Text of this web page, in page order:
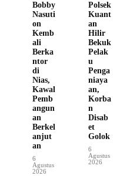
Bobby
Nasuti
on
Kemb
ali
Berka
ntor
di
Nias,
Kawal
Pemb
angun
an
Berkel
anjut
an
6
Agustus
2026
Polsek
Kuant
an
Hilir
Bekuk
Pelak
u
Penga
niaya
an,
Korba
n
Disab
et
Golok
6
Agustus
2026